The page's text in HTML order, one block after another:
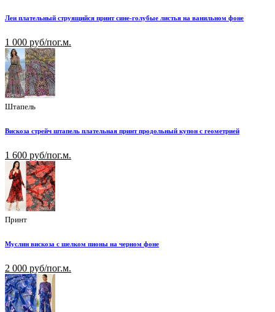
Лен плательный струящийся принт сине-голубые листья на ванильном фоне
1 000 руб/пог.м.
Штапель
Вискоза стрейч штапель плательная принт продольный купон с геометрией
1 600 руб/пог.м.
Принт
Муслин вискоза с шелком пионы на черном фоне
2 000 руб/пог.м.